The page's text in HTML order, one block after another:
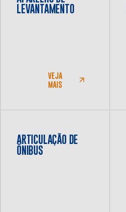
Espanõl
LEVANTAMENTO
VEJA
MAIS
ARTICULAÇÃO DE
ÔNIBUS